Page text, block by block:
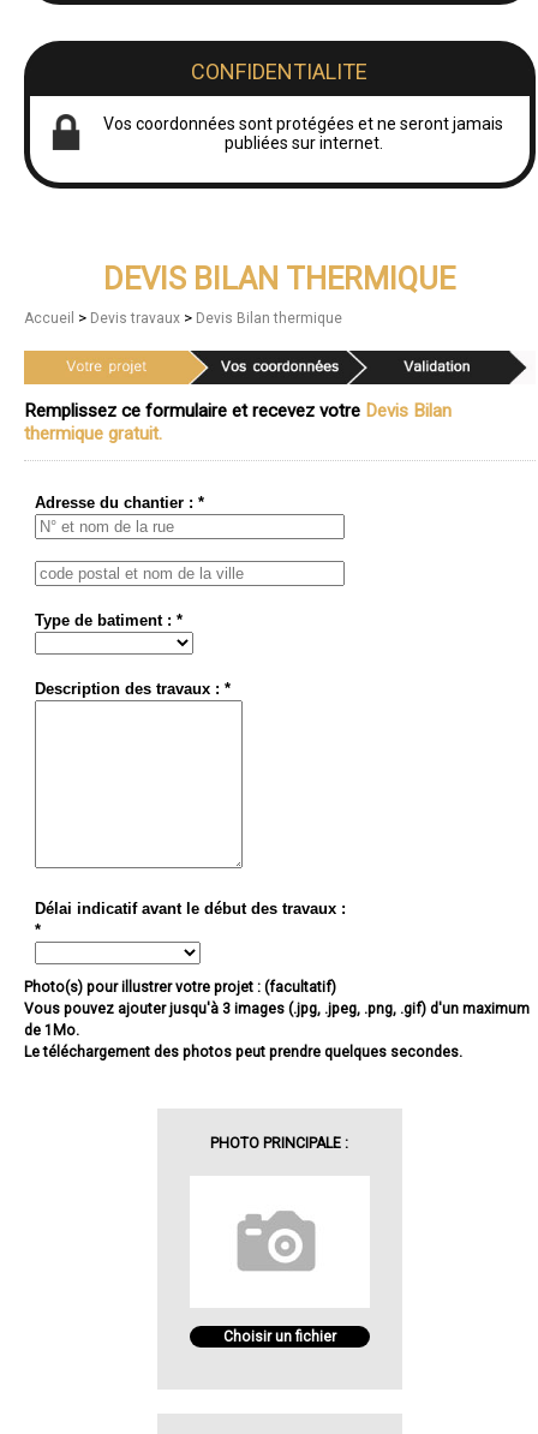
CONFIDENTIALITE
Vos coordonnées sont protégées et ne seront jamais
publiées sur internet.
DEVIS BILAN THERMIQUE
Accueil > Devis travaux > Devis Bilan thermique
Remplissez ce formulaire et recevez votre Devis Bilan
thermique gratuit.
Adresse du chantier : *
Type de batiment : *
Description des travaux : *
Délai indicatif avant le début des travaux :
*
Photo(s) pour illustrer votre projet : (facultatif)
Vous pouvez ajouter jusqu'à 3 images (.jpg, .jpeg, .png, .gif) d'un maximum
de 1Mo.
Le téléchargement des photos peut prendre quelques secondes.
PHOTO PRINCIPALE :
Choisir un fichier